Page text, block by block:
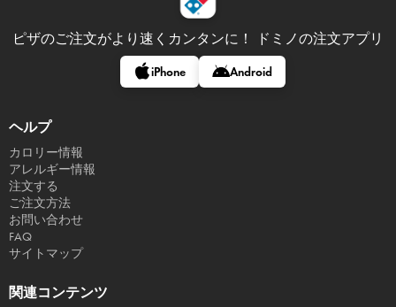
ピザのご注文がより速くカンタンに！ ドミノの注文アプリ
iPhone Android
ヘルプ
カロリー情報
アレルギー情報
注文する
ご注文方法
お問い合わせ
FAQ
サイトマップ
関連コンテンツ